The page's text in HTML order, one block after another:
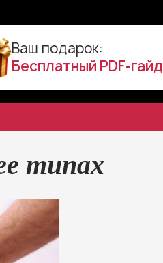
Ваш подарок:
Бесплатный PDF-гайд
типах